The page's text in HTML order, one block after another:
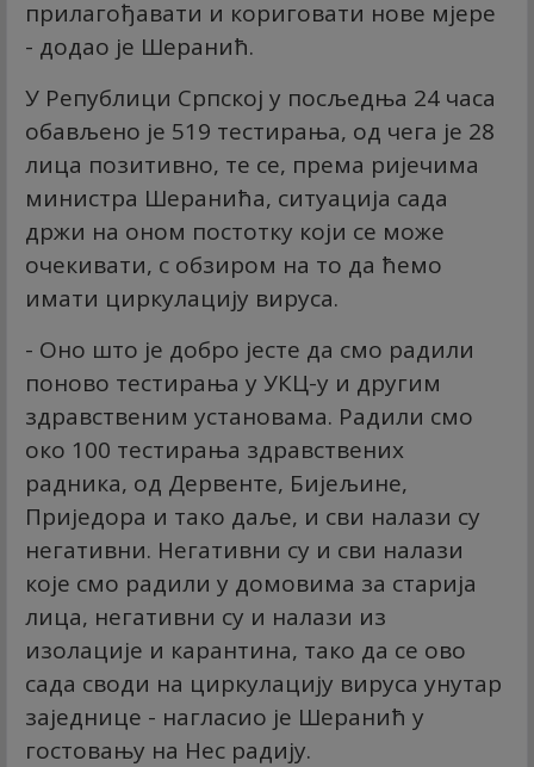
прилагођавати и кориговати нове мјере
- додао је Шеранић.
У Републици Српској у посљедња 24 часа
обављено је 519 тестирања, од чега је 28
лица позитивно, те се, према ријечима
министра Шеранића, ситуација сада
држи на оном постотку који се може
очекивати, с обзиром на то да ћемо
имати циркулацију вируса.
- Оно што је добро јесте да смо радили
поново тестирања у УКЦ-у и другим
здравственим установама. Радили смо
око 100 тестирања здравствених
радника, од Дервенте, Бијељине,
Приједора и тако даље, и сви налази су
негативни. Негативни су и сви налази
које смо радили у домовима за старија
лица, негативни су и налази из
изолације и карантина, тако да се ово
сада своди на циркулацију вируса унутар
заједнице - нагласио је Шеранић у
гостовању на Нес радију.